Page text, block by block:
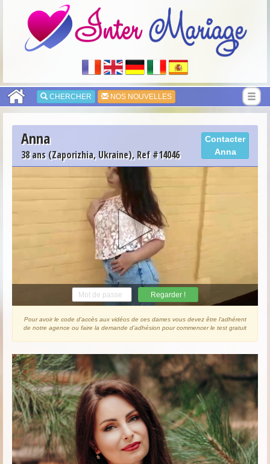
CHERCHER NOS NOUVELLES
Anna
38 ans (Zaporizhia, Ukraine), Ref #14046
Contacter
Anna
Regarder !
Pour avoir le code d'accès aux vidéos de ces dames vous devez être l’adhérent
de notre agence ou faire la demande d’adhésion pour commencer le test gratuit